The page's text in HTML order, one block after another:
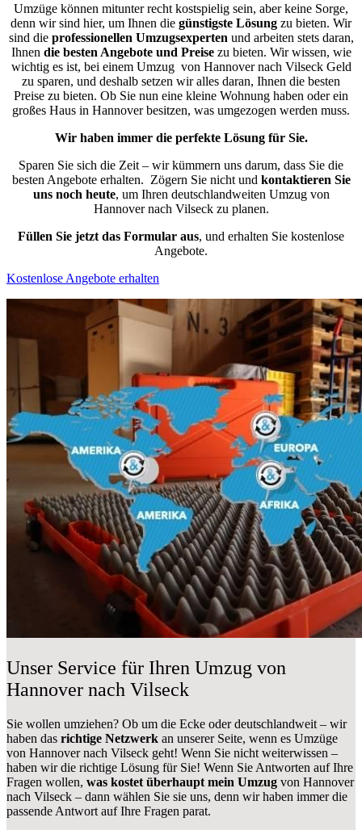
Umzüge können mitunter recht kostspielig sein, aber keine Sorge,
denn wir sind hier, um Ihnen die günstigste Lösung zu bieten. Wir
sind die professionellen Umzugsexperten und arbeiten stets daran,
Ihnen die besten Angebote und Preisezu bieten. Wir wissen, wie
wichtig es ist, bei einem Umzug von Hannover nach Vilseck Geld
zu sparen, und deshalb setzen wir alles daran, Ihnen die besten
Preise zu bieten. Ob Sie nun eine kleine Wohnung haben oder ein
großes Haus in Hannover besitzen, was umgezogen werden muss.
Wir haben immer die perfekte Lösung für Sie.
Sparen Sie sich die Zeit – wir kümmern uns darum, dass Sie die
besten Angebote erhalten. Zögern Sie nicht und kontaktieren Sie
uns noch heute, um Ihren deutschlandweiten Umzug von
Hannover nach Vilseck zu planen.
Füllen Sie jetzt das Formular aus, und erhalten Sie kostenlose
Angebote.
Kostenlose Angebote erhalten
Unser Service für Ihren Umzug von
Hannover nach Vilseck
Sie wollen umziehen? Ob um die Ecke oder deutschlandweit – wir
haben das richtige Netzwerk an unserer Seite, wenn es Umzüge
von Hannover nach Vilseck geht! Wenn Sie nicht weiterwissen –
haben wir die richtige Lösung für Sie! Wenn Sie Antworten auf Ihre
Fragen wollen, was kostet überhaupt mein Umzug von Hannover
nach Vilseck – dann wählen Sie sie uns, denn wir haben immer die
passende Antwort auf Ihre Fragen parat.